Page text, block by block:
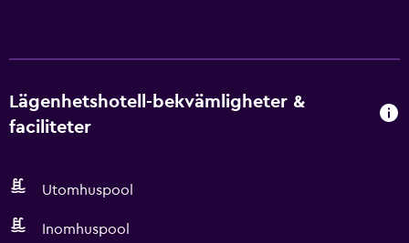
Lägenhetshotell-bekvämligheter &
faciliteter
Utomhuspool
Inomhuspool